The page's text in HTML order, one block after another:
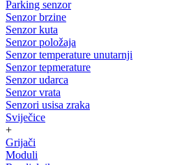
Parking senzor
Senzor brzine
Senzor kuta
Senzor položaja
Senzor temperature unutarnji
Senzor tepmerature
Senzor udarca
Senzor vrata
Senzori usisa zraka
Sviječice
+
Grijači
Moduli